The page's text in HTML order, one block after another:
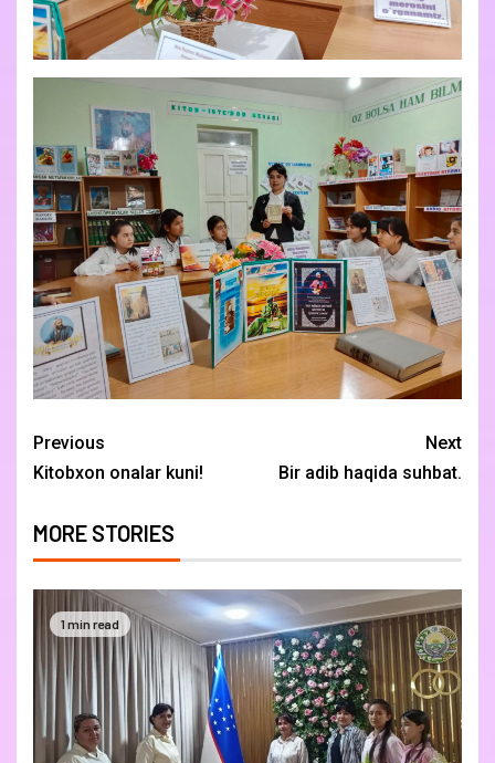
Previous
Kitobxon onalar kuni!
Next
Bir adib haqida suhbat.
MORE STORIES
1 min read